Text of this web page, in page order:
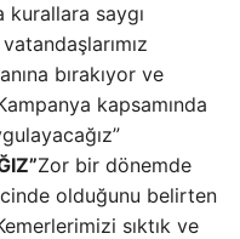
kurallara saygı
bırakıyor ve
kapsamında
Zor bir dönemde
olduğunu belirten
sıktık ve